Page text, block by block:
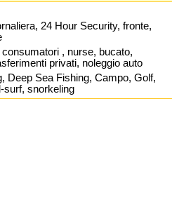
24 Hour Security, fronte,
, nurse, bucato,
privati, noleggio auto
Deep Sea Fishing, Campo, Golf,
surf, snorkeling